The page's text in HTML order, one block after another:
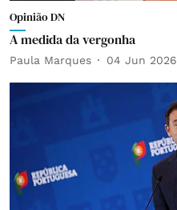
Opinião DN
A medida da vergonha
Paula Marques 04 Jun 2026